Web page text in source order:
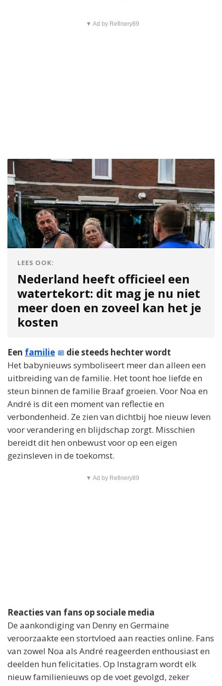
▼ Ad by Refinery89
LEES OOK:
Nederland heeft officieel een
watertekort: dit mag je nu niet
meer doen en zoveel kan het je
kosten
Een familie
die steeds hechter wordt
Het babynieuws symboliseert meer dan alleen een
uitbreiding van de familie. Het toont hoe liefde en
steun binnen de familie Braaf groeien. Voor Noa en
André is dit een moment van reflectie en
verbondenheid. Ze zien van dichtbij hoe nieuw leven
voor verandering en blijdschap zorgt. Misschien
bereidt dit hen onbewust voor op een eigen
gezinsleven in de toekomst.
▼ Ad by Refinery89
Reacties van fans op sociale media
De aankondiging van Denny en Germaine
veroorzaakte een stortvloed aan reacties online. Fans
van zowel Noa als André reageerden enthousiast en
deelden hun felicitaties. Op Instagram wordt elk
nieuw familienieuws op de voet gevolgd, zeker